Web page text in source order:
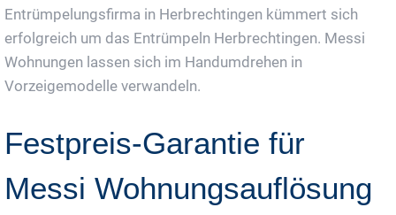
Entrümpelungsfirma in Herbrechtingen kümmert sich
erfolgreich um das Entrümpeln Herbrechtingen. Messi
Wohnungen lassen sich im Handumdrehen in
Vorzeigemodelle verwandeln.
Festpreis-Garantie für
Messi Wohnungsauflösung